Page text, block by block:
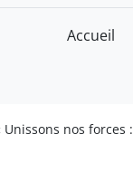
Accueil
Unissons nos